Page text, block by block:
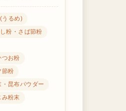
うるめ)
粉・さば節粉
つお粉
節粉
・昆布パウダー
み粉末